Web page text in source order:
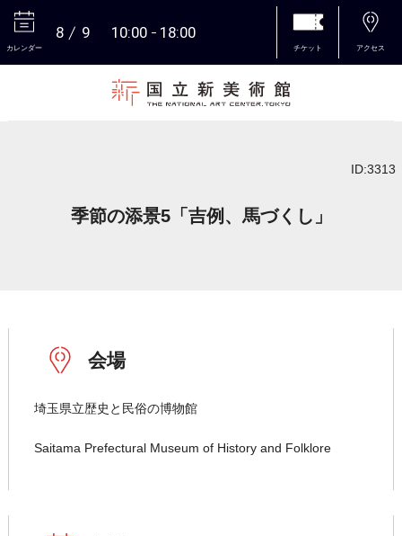
カレンダー
8 9 10:00 18:00
チケット アクセス
ID:3313
季節の添景5「吉例、馬づくし」
会場
埼玉県立歴史と民俗の博物館
Saitama Prefectural Museum of History and Folklore